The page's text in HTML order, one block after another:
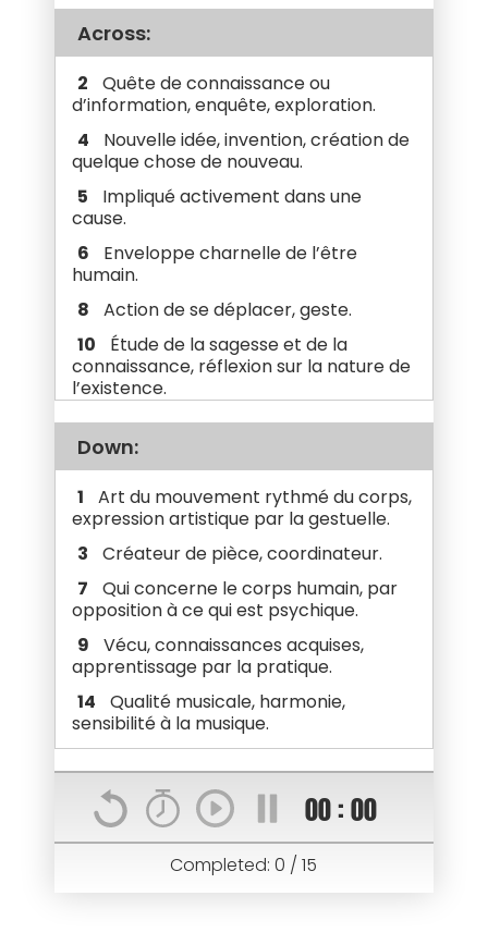
Across:
2
Quête de connaissance ou
d’information, enquête, exploration.
4
Nouvelle idée, invention, création de
quelque chose de nouveau.
5
Impliqué activement dans une
cause.
6
Enveloppe charnelle de l’être
humain.
8
Action de se déplacer, geste.
10
Étude de la sagesse et de la
connaissance, réflexion sur la nature de
l’existence.
11 Caractère unique, identité propre,
nature intrinsèque d’un individu.
13 Action de donner et recevoir en
retour troc. Transaction.
Représentation artistique,
exhibition publique, performance.
Down:
1
Art du mouvement rythmé du corps,
expression artistique par la gestuelle.
3
Créateur de pièce, coordinateur.
7
Qui concerne le corps humain, par
opposition à ce qui est psychique.
9
Vécu, connaissances acquises,
apprentissage par la pratique.
14
Qualité musicale, harmonie,
sensibilité à la musique.
00:00
Completed:0 /15